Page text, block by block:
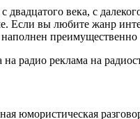
двадцатого века, с
Если вы любите жанр
юмористическая